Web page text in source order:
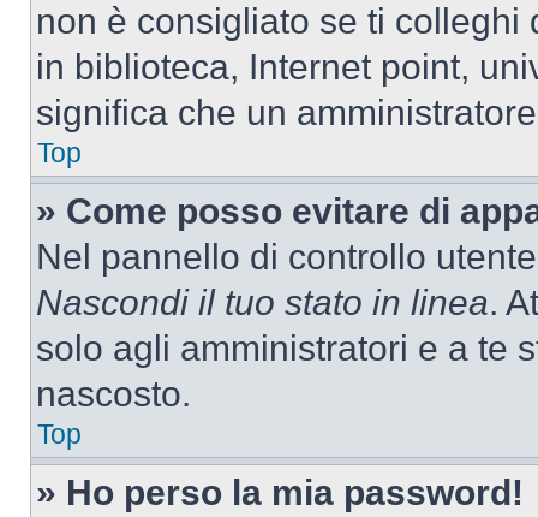
non è consigliato se ti
in biblioteca, Internet point,
significa che un
Top
» Come posso evitare di
Nel pannello di controllo
Nascondi il tuo stato in linea.
solo agli amministratori e a te
nascosto.
Top
» Ho perso la mia password!